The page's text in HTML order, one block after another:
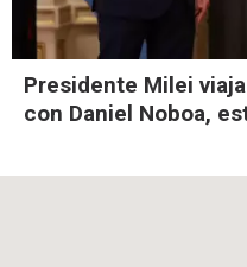
Presidente Milei
con Daniel Noboa,